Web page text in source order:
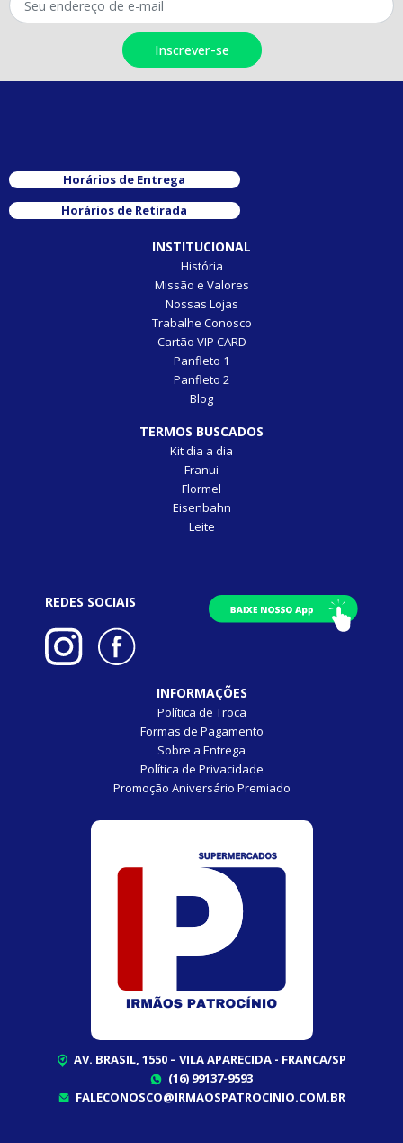
Horários de Entrega
Horários de Retirada
INSTITUCIONAL
História
Missão e Valores
Nossas Lojas
Trabalhe Conosco
Cartão VIP CARD
Panfleto 1
Panfleto 2
Blog
TERMOS BUSCADOS
Kit dia a dia
Franui
Flormel
Eisenbahn
Leite
REDES SOCIAIS
INFORMAÇÕES
Política de Troca
Formas de Pagamento
Sobre a Entrega
Política de Privacidade
Promoção Aniversário Premiado
AV. BRASIL, 1550 – VILA APARECIDA - FRANCA/SP
(16) 99137-9593
FALECONOSCO@IRMAOSPATROCINIO.COM.BR